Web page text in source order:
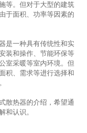
等。但对于大型的建筑
于面积、功率等因素的
一种具有传统性和实
装和操作、节能环保等
室采暖等室内环境。但
积、需求等进行选择和
散热器的介绍，希望通
和认识。